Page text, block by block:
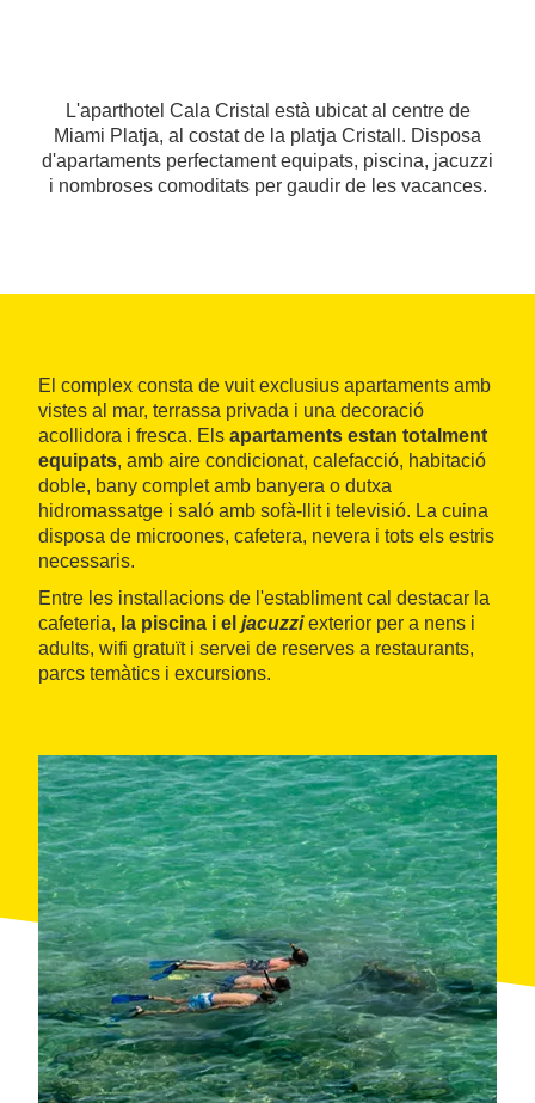
L'aparthotel Cala Cristal està ubicat al centre de
Miami Platja, al costat de la platja Cristall. Disposa
d'apartaments perfectament equipats, piscina, jacuzzi
i nombroses comoditats per gaudir de les vacances.
El complex consta de vuit exclusius apartaments amb
vistes al mar, terrassa privada i una decoració
acollidora i fresca. Els apartaments estan totalment
equipats, amb aire condicionat, calefacció, habitació
doble, bany complet amb banyera o dutxa
hidromassatge i saló amb sofà-llit i televisió. La cuina
disposa de microones, cafetera, nevera i tots els estris
necessaris.
Entre les installacions de l'establiment cal destacar la
cafeteria, la piscina i el jacuzziexterior per a nens i
adults, wifi gratuït i servei de reserves a restaurants,
parcs temàtics i excursions.